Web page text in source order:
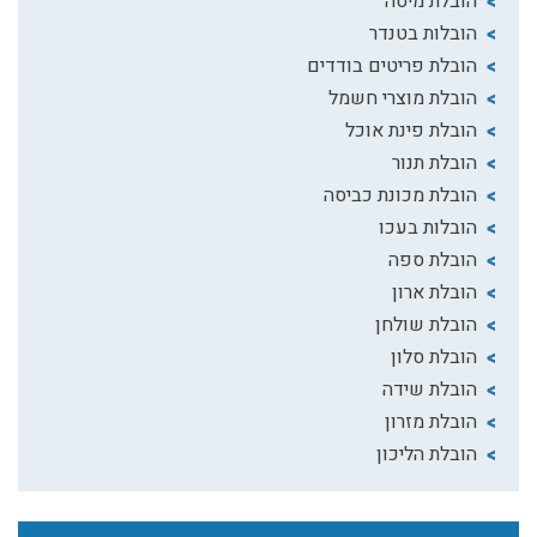
הובלות בטנדר
הובלת פריטים בודדים
הובלת מוצרי חשמל
הובלת פינת אוכל
הובלת תנור
הובלת מכונת כביסה
הובלות בעכו
הובלת ספה
הובלת ארון
הובלת שולחן
הובלת סלון
הובלת שידה
הובלת מזרון
הובלת הליכון